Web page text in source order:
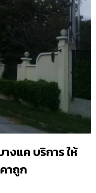
างแค บริการ ให้
าถูก